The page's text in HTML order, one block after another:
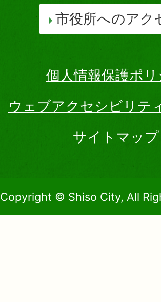
市役所へのアク
個人情報保護ポ
ウェブアクセシビリテ
サイトマップ
Copyright © Shiso City, All